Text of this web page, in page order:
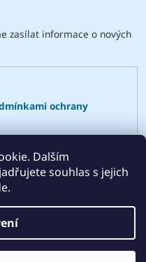
Dalším
souhlas s jejich
zasílat informace o nových
ochrany
práva vyhrazena.Upravit